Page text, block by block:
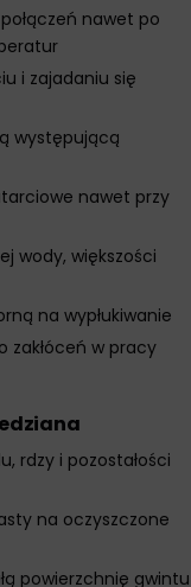
nawet po
i zajadaniu się
występującą
nawet przy
wody, większości
na wypłukiwanie
zakłóceń w pracy
rdzy i pozostałości
na oczyszczone
powierzchnię gwintu